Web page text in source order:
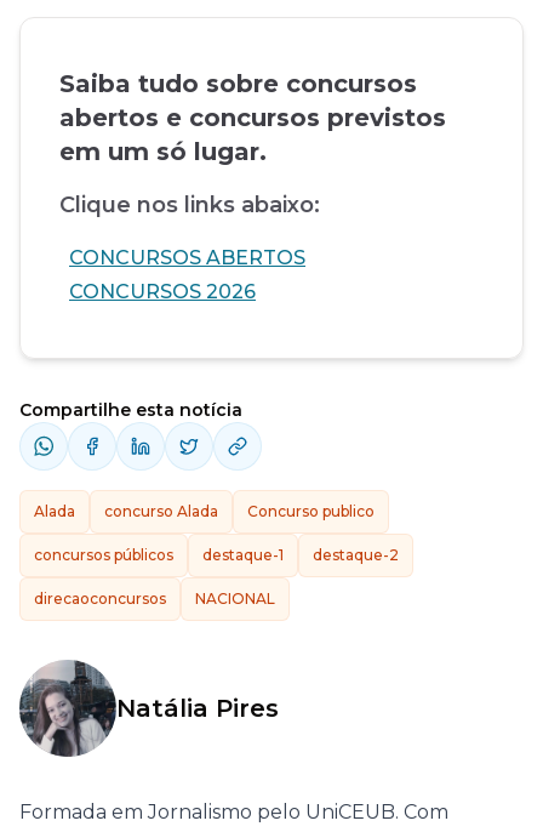
Saiba tudo sobre concursos
abertos e concursos previstos
em um só lugar.
Clique nos links abaixo:
CONCURSOS ABERTOS
CONCURSOS 2026
Compartilhe esta notícia
Alada concurso Alada Concurso publico
concursos públicos destaque-1 destaque-2
direcaoconcursos NACIONAL
Natália Pires
Formada em Jornalismo pelo UniCEUB. Com